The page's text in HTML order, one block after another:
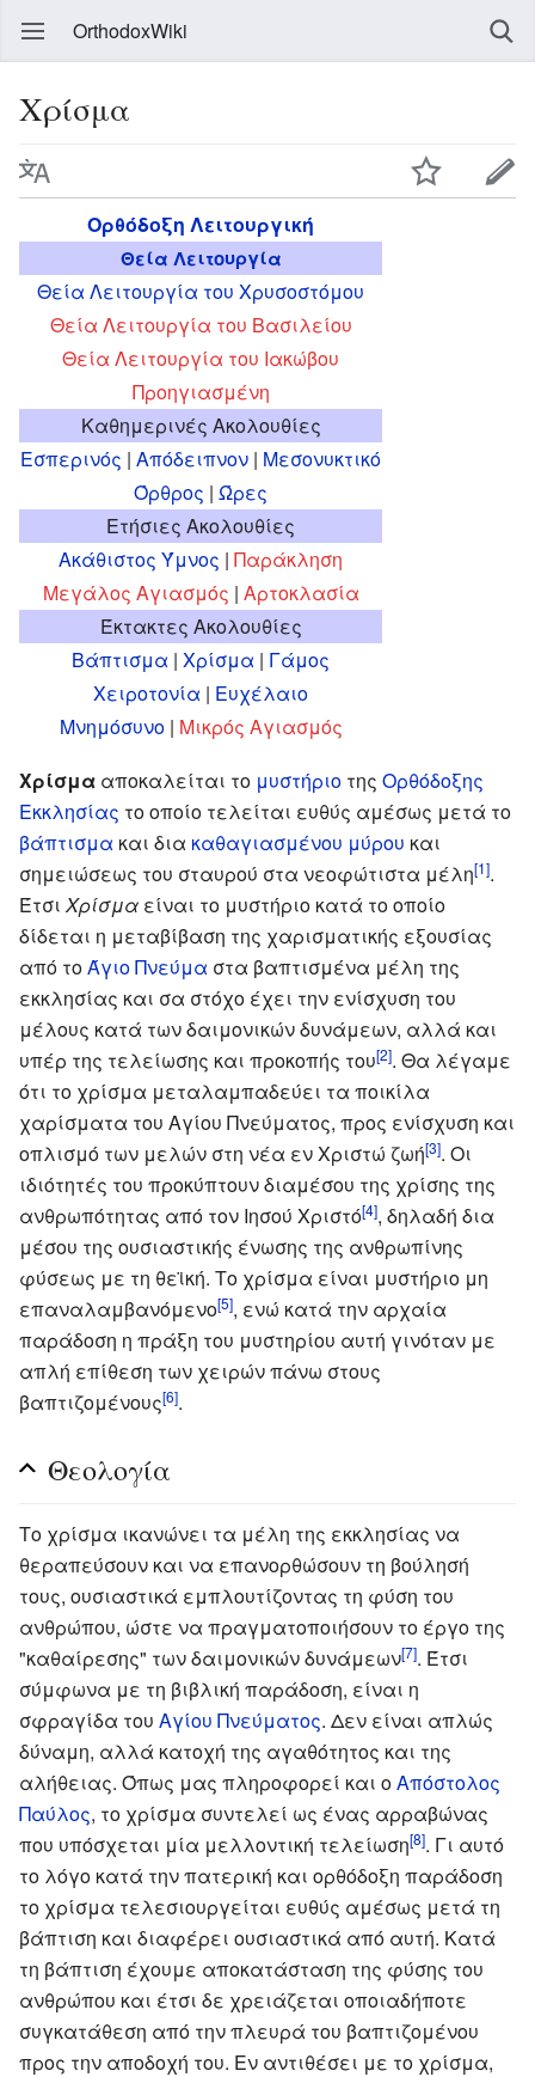
OrthodoxWiki
Χρίσμα
Ορθόδοξη Λειτουργική
Θεία Λειτουργία
Θεία Λειτουργία του Χρυσοστόμου
Θεία Λειτουργία του Βασιλείου
Θεία Λειτουργία του Ιακώβου
Προηγιασμένη
Καθημερινές Ακολουθίες
Εσπερινός | Απόδειπνον | Μεσονυκτικό
Όρθρος | Ώρες
Ετήσιες Ακολουθίες
Ακάθιστος Ύμνος | Παράκληση
Μεγάλος Αγιασμός | Αρτοκλασία
Έκτακτες Ακολουθίες
Βάπτισμα | Χρίσμα | Γάμος
Χειροτονία | Ευχέλαιο
Μνημόσυνο| Μικρός Αγιασμός
Χρίσμα αποκαλείται το μυστήριο της Ορθόδοξης
Εκκλησίας το οποίο τελείται ευθύς αμέσως μετά το
βάπτισμα και δια καθαγιασμένου μύρου και
σημειώσεως του σταυρού στα νεοφώτιστα μέλη[1].
Έτσι Χρίσμα είναι το μυστήριο κατά το οποίο
δίδεται η μεταβίβαση της χαρισματικής εξουσίας
από τοΆγιο Πνεύμα στα βαπτισμένα μέλη της
εκκλησίας και σα στόχο έχει την ενίσχυση του
μέλους κατά των δαιμονικών δυνάμεων, αλλά και
υπέρ της τελείωσης και προκοπής του[2]. Θα λέγαμε
ότι το χρίσμα μεταλαμπαδεύει τα ποικίλα
χαρίσματα του Αγίου Πνεύματος, προς ενίσχυση και
οπλισμό των μελών στη νέα εν Χριστώ ζωή[3]. Οι
ιδιότητές του προκύπτουν διαμέσου της χρίσης της
ανθρωπότητας από τον Ιησού Χριστό[4], δηλαδή δια
μέσου της ουσιαστικής ένωσης της ανθρωπίνης
φύσεως με τη θεϊκή. Το χρίσμα είναι μυστήριο μη
επαναλαμβανόμενο[5], ενώ κατά την αρχαία
παράδοση η πράξη του μυστηρίου αυτή γινόταν με
απλή επίθεση των χειρών πάνω στους
βαπτιζομένους[6].
Θεολογία
Το χρίσμα ικανώνει τα μέλη της εκκλησίας να
θεραπεύσουν και να επανορθώσουν τη βούλησή
τους, ουσιαστικά εμπλουτίζοντας τη φύση του
ανθρώπου, ώστε να πραγματοποιήσουν το έργο της
"καθαίρεσης" των δαιμονικών δυνάμεων[7]. Έτσι
σύμφωνα με τη βιβλική παράδοση, είναι η
σφραγίδα του Αγίου Πνεύματος. Δεν είναι απλώς
δύναμη, αλλά κατοχή της αγαθότητος και της
αλήθειας. Όπως μας πληροφορεί και οΑπόστολος
Παύλος, το χρίσμα συντελεί ως ένας αρραβώνας
που υπόσχεται μία μελλοντική τελείωση[8]. Γι αυτό
το λόγο κατά την πατερική και ορθόδοξη παράδοση
το χρίσμα τελεσιουργείται ευθύς αμέσως μετά τη
βάπτιση και διαφέρει ουσιαστικά από αυτή. Κατά
τη βάπτιση έχουμε αποκατάσταση της φύσης του
ανθρώπου και έτσι δε χρειάζεται οποιαδήποτε
συγκατάθεση από την πλευρά του βαπτιζομένου
προς την αποδοχή του. Εν αντιθέσει με το χρίσμα,